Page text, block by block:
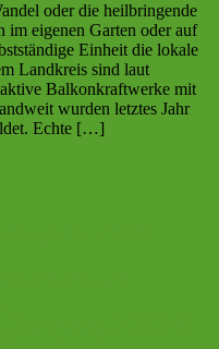
oder die heilbringende
eigenen Garten oder auf
Einheit die lokale
Landkreis sind laut
Balkonkraftwerke mit
wurden letztes Jahr
Echte […]